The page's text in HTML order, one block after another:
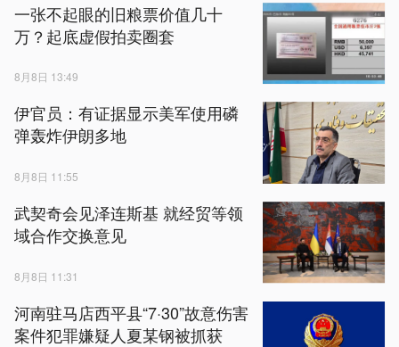
一张不起眼的旧粮票价值几十
万？起底虚假拍卖圈套
8月8日 13:49
伊官员：有证据显示美军使用磷
弹轰炸伊朗多地
8月8日 11:55
武契奇会见泽连斯基 就经贸等领
域合作交换意见
8月8日 11:31
河南驻马店西平县“7·30”故意伤害
案件犯罪嫌疑人夏某钢被抓获